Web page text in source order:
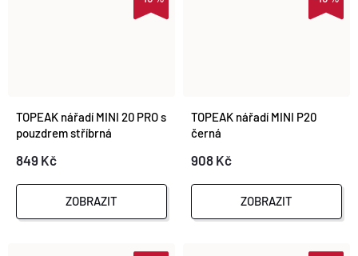
TOPEAK nářadí MINI 20 PRO s
pouzdrem stříbrná
849 Kč
ZOBRAZIT
TOPEAK nářadí MINI P20
černá
908 Kč
ZOBRAZIT